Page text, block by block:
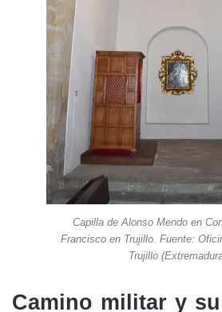
Capilla de Alonso Mendo en
Francisco en Trujillo. Fuente:
Trujillo
Camino militar y